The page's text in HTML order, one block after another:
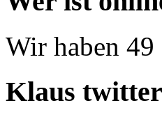
Wir haben 49
Klaus